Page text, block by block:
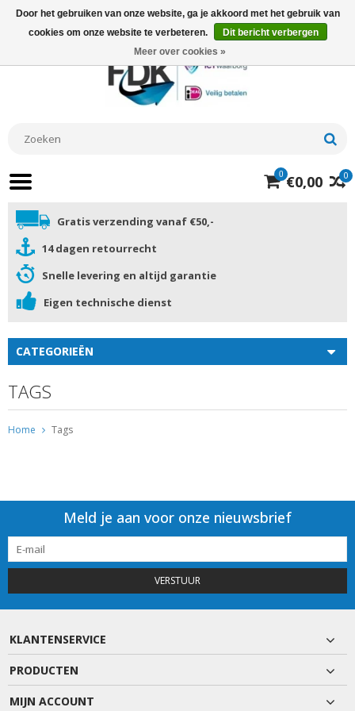
0
0 €0,00
Gratis verzending vanaf €50,-
14 dagen retourrecht
Snelle levering en altijd garantie
Eigen technische dienst
CATEGORIEËN
TAGS
Home Tags
Meld je aan voor onze nieuwsbrief
VERSTUUR
KLANTENSERVICE
PRODUCTEN
MIJN ACCOUNT
Door het gebruiken van onze website, ga je akkoord met het gebruik van
cookies om onze website te verbeteren.
Dit bericht verbergen
Meer over cookies »